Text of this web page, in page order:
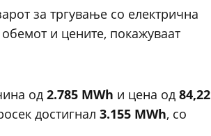
за тргување со електрична
и цените, покажуваат
од 2.785 MWh и цена од 84,22
достигнал 3.155 MWh, со